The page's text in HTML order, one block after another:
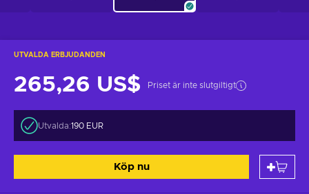
UTVALDA ERBJUDANDEN
265,26 US$ Priset är inte slutgiltigt
Utvalda:190 EUR
Köp nu